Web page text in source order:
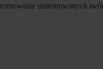
utalentowanych